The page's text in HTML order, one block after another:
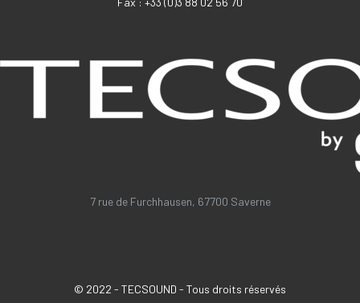
7 rue de Furchhausen, 67700 Saverne
© 2022 - TECSOUND - Tous droits réservés